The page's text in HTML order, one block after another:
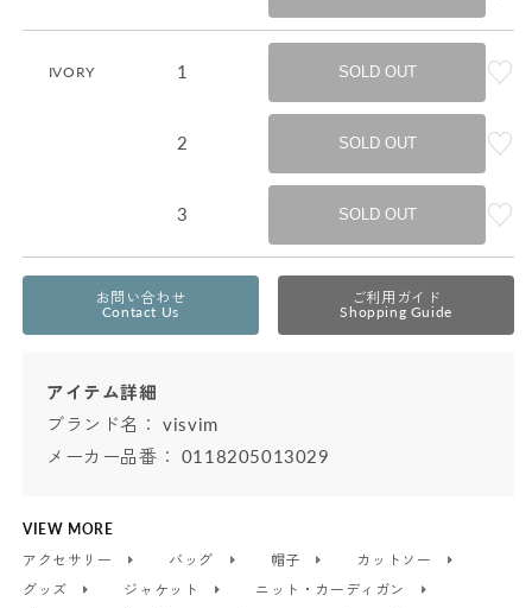
IVORY 1 SOLD OUT
2 SOLD OUT
3 SOLD OUT
お問い合わせ
Contact Us
ご利用ガイド
Shopping Guide
アイテム詳細
ブランド名：visvim
メーカー品番： 0118205013029
VIEW MORE
アクセサリー
バッグ 帽子
カットソー
グッズ
ジャケット
ニット・カーディガン